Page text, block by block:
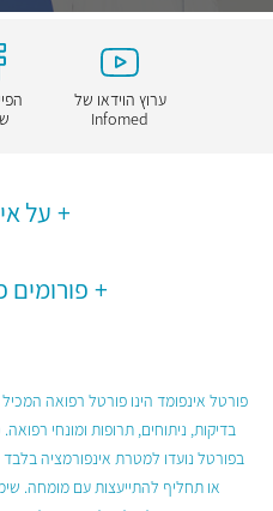
ערוץ הוידאו של
Infomed
על
פורומים
פורטל אינפומד הינו פורטל רפואה
בדיקות, ניתוחים, תרופות ומונחי
בפורטל נועדו למטרת אינפורמציה
או תחליף להתייעצות עם מומחה.